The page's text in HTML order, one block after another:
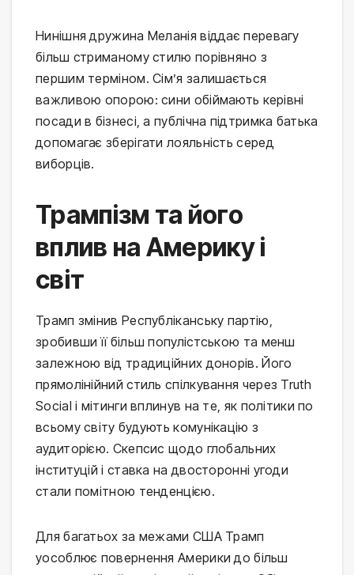
Нинішня дружина Меланія віддає перевагу
більш стриманому стилю порівняно з
першим терміном. Сім’я залишається
важливою опорою: сини обіймають керівні
посади в бізнесі, а публічна підтримка батька
допомагає зберігати лояльність серед
виборців.
Трампізм та його
вплив на Америку і
світ
Трамп змінив Республіканську партію,
зробивши її більш популістською та менш
залежною від традиційних донорів. Його
прямолінійний стиль спілкування через Truth
Social і мітинги вплинув на те, як політики по
всьому світу будують комунікацію з
аудиторією. Скепсис щодо глобальних
інституцій і ставка на двосторонні угоди
стали помітною тенденцією.
Для багатьох за межами США Трамп
уособлює повернення Америки до більш